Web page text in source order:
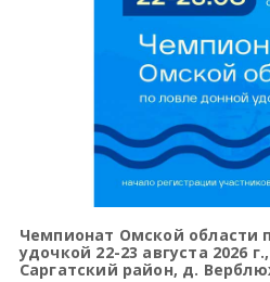
Чемпионат Омской области
удочкой 22-23 августа 2026
Саргатский район, д.